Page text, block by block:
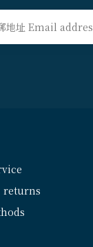
returns